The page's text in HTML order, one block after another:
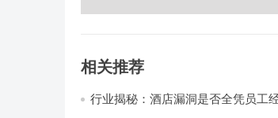
相关推荐
行业揭秘：酒店漏洞是否全凭员工